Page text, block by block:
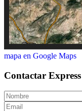
mapa en Google Maps
Contactar Express